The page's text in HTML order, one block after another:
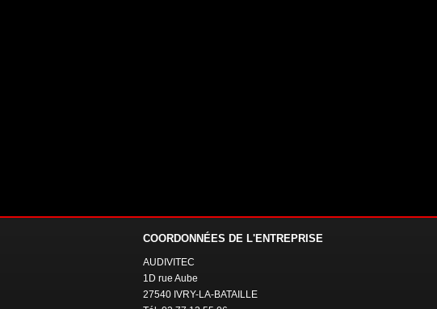
COORDONNÉES DE L'ENTREPRISE
AUDIVITEC
1D rue Aube
27540 IVRY-LA-BATAILLE